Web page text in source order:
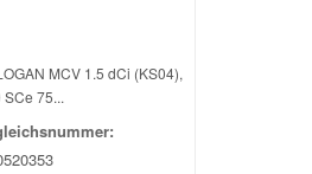
MCV 1.5 dCi (KS04),
SCe 75...